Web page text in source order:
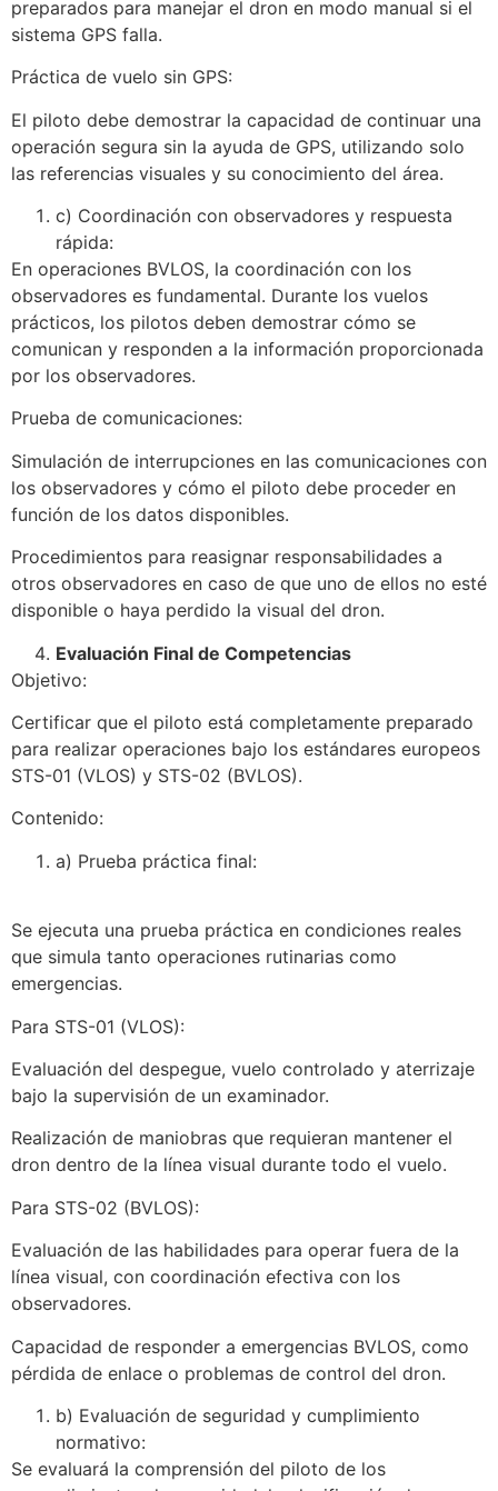
preparados para manejar el dron en modo manual si el
sistema GPS falla.
Práctica de vuelo sin GPS:
El piloto debe demostrar la capacidad de continuar una
operación segura sin la ayuda de GPS, utilizando solo
las referencias visuales y su conocimiento del área.
c) Coordinación con observadores y respuesta
rápida:
En operaciones BVLOS, la coordinación con los
observadores es fundamental. Durante los vuelos
prácticos, los pilotos deben demostrar cómo se
comunican y responden a la información proporcionada
por los observadores.
Prueba de comunicaciones:
Simulación de interrupciones en las comunicaciones con
los observadores y cómo el piloto debe proceder en
función de los datos disponibles.
Procedimientos para reasignar responsabilidades a
otros observadores en caso de que uno de ellos no esté
disponible o haya perdido la visual del dron.
Evaluación Final de Competencias
Objetivo:
Certificar que el piloto está completamente preparado
para realizar operaciones bajo los estándares europeos
STS-01 (VLOS) y STS-02 (BVLOS).
Contenido:
a) Prueba práctica final:
Se ejecuta una prueba práctica en condiciones reales
que simula tanto operaciones rutinarias como
emergencias.
Para STS-01 (VLOS):
Evaluación del despegue, vuelo controlado y aterrizaje
bajo la supervisión de un examinador.
Realización de maniobras que requieran mantener el
dron dentro de la línea visual durante todo el vuelo.
Para STS-02 (BVLOS):
Evaluación de las habilidades para operar fuera de la
línea visual, con coordinación efectiva con los
observadores.
Capacidad de responder a emergencias BVLOS, como
pérdida de enlace o problemas de control del dron.
b) Evaluación de seguridad y cumplimiento
normativo:
Se evaluará la comprensión del piloto de los